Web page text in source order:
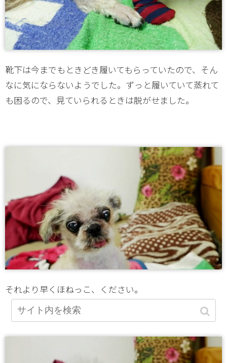
靴下は今までもときどき履いてもらっていたので、そん
なに気にならないようでした。ずっと履いていて蒸れて
も困るので、見ていられるときは脱がせました。
それより早くほねっこ、ください。